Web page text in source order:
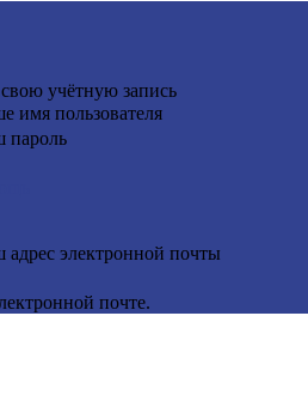
учётную запись
имя пользователя
пароль
адрес электронной почты
почте.